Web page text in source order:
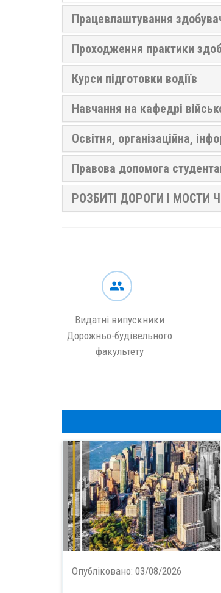
Працевлаштування
Проходження практики
Курси підготовки водіїв
Навчання на кафедрі
Освітня, організаційна,
Правова допомога
РОЗБИТІ ДОРОГИ І МОСТИ
Видатні випускники
Дорожньо-будівельного
факультету
Опубліковано: 03/08/2026